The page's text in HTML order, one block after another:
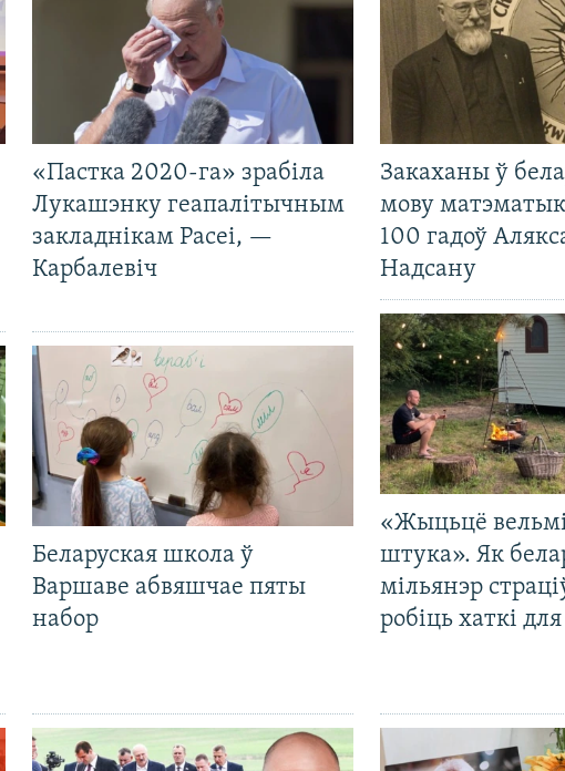
«Пастка 2020-га» зрабіла
Лукашэнку геапалітычным
закладнікам Расеі, —
Карбалевіч
Беларуская школа ў
Варшаве абвяшчае пяты
набор
Закаханы ў
мову матэматык
100 гадоў
Надсану
«Жыцьцё
штука». Як
мільянэр
робіць хаткі